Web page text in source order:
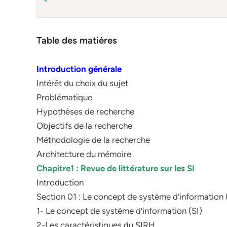
Table des matières
Introduction générale
Intérêt du choix du sujet
Problématique
Hypothèses de recherche
Objectifs de la recherche
Méthodologie de la recherche
Architecture du mémoire
Chapitre1 : Revue de littérature sur les SI
Introduction
Section 01 : Le concept de système d’information
1- Le concept de système d’information (SI)
2-Les caractéristiques du SIRH